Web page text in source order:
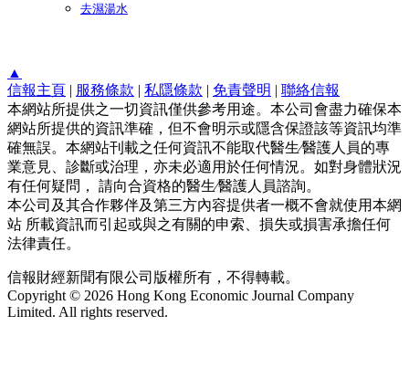
去濕湯水
▲
信報主頁 | 服務條款 | 私隱條款 | 免責聲明 | 聯絡信報
本網站所提供之一切資訊僅供參考用途。本公司會盡力確保本
網站所提供的資訊準確，但不會明示或隱含保證該等資訊均準
確無誤。本網站刊載之任何資訊不能取代醫生∕醫護人員的專
業意見、診斷或治理，亦未必適用於任何情況。如對身體狀況
有任何疑問， 請向合資格的醫生∕醫護人員諮詢。
本公司及其合作夥伴及第三方內容提供者一概不會就使用本網
站 所載資訊而引起或與之有關的申索、損失或損害承擔任何
法律責任。
信報財經新聞有限公司版權所有，不得轉載。
Copyright © 2026 Hong Kong Economic Journal Company
Limited. All rights reserved.